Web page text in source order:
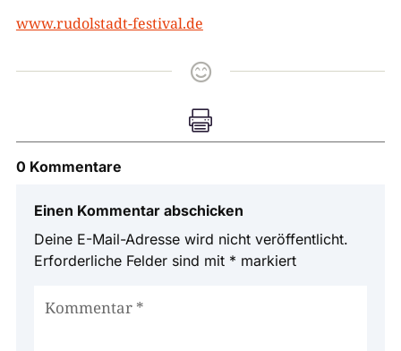
www.rudolstadt-festival.de


0 Kommentare
Einen Kommentar abschicken
Deine E-Mail-Adresse wird nicht veröffentlicht.
Erforderliche Felder sind mit * markiert